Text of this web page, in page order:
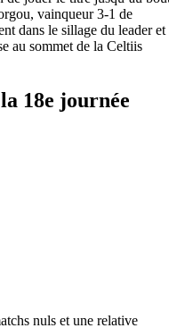
vainqueur 3-1 de
dans le sillage du leader et
au sommet de la Celtiis
18e journée
nuls et une relative